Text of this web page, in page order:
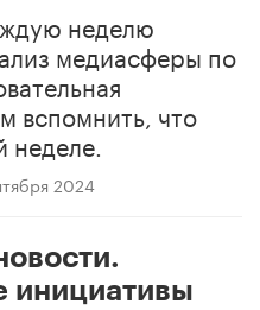
неделю
медиасферы по
вспомнить, что
2024
инициативы